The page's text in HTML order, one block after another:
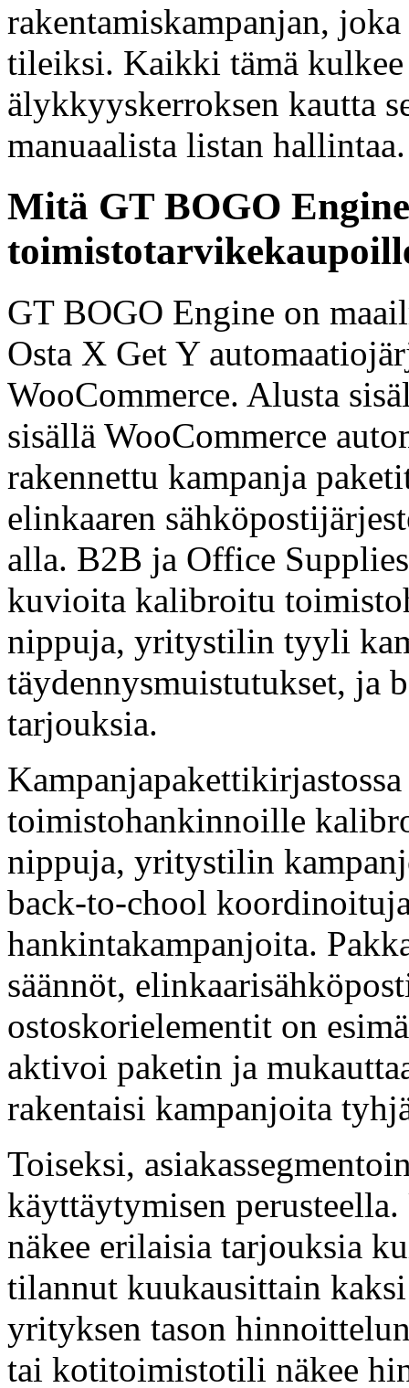
rakentamiskampanjan,
tileiksi. Kaikki tämä kulkee
älykkyyskerroksen kautta
manuaalista listan hallintaa.
Mitä GT BOGO
GT BOGO Engine on
Osta X Get Y
WooCommerce. Alusta
sisällä WooCommerce
rakennettu kampanja
elinkaaren
alla. B2B ja Office
kuvioita kalibroitu
nippuja, yritystilin tyyli
täydennysmuistutukset, ja
tarjouksia.
toimistohankinnoille
nippuja, yritystilin
back-to-chool
hankintakampanjoita.
säännöt,
ostoskorielementit on
aktivoi paketin ja
rakentaisi kampanjoita
Toiseksi,
käyttäytymisen
näkee erilaisia tarjouksia
tilannut kuukausittain
yrityksen tason
tai kotitoimistotili näkee